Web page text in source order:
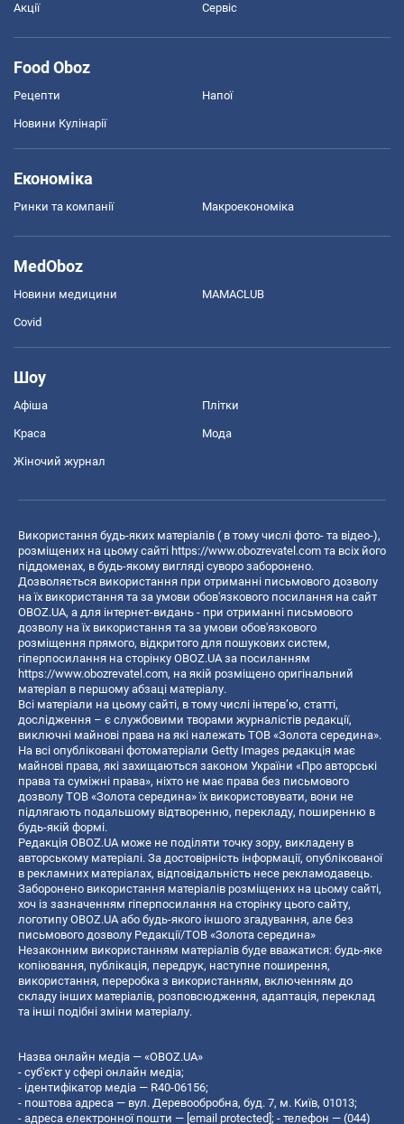
Акції Сервіс
Food Oboz
Рецепти Напої
Новини Кулінарії
Економіка
Ринки та компанії Макроекономіка
MedOboz
Новини медицини MAMACLUB
Covid
Шоу
Афіша Плітки
Краса Мода
Жіночий журнал
Використання будь-яких матеріалів ( в тому числі фото- та відео-),
розміщених на цьому сайті https://www.obozrevatel.com та всіх його
піддоменах, в будь-якому вигляді суворо заборонено.
Дозволяється використання при отриманні письмового дозволу
на їх використання та за умови обов'язкового посилання на сайт
OBOZ.UA, а для інтернет-видань - при отриманні письмового
дозволу на їх використання та за умови обов'язкового
розміщення прямого, відкритого для пошукових систем,
гіперпосилання на сторінку OBOZ.UA за посиланням
https://www.obozrevatel.com, на якій розміщено оригінальний
матеріал в першому абзаці матеріалу.
Всі матеріали на цьому сайті, в тому числі інтерв’ю, статті,
дослідження – є службовими творами журналістів редакції,
виключні майнові права на які належать ТОВ «Золота середина».
На всі опубліковані фотоматеріали Getty Images редакція має
майнові права, які захищаються законом України «Про авторські
права та суміжні права», ніхто не має права без письмового
дозволу ТОВ «Золота середина» їх використовувати, вони не
підлягають подальшому відтворенню, перекладу, поширенню в
будь-якій формі.
Редакція OBOZ.UA може не поділяти точку зору, викладену в
авторському матеріалі. За достовірність інформації, опублікованої
в рекламних матеріалах, відповідальність несе рекламодавець.
Заборонено використання матеріалів розміщених на цьому сайті,
хоч із зазначенням гіперпосилання на сторінку цього сайту,
логотипу OBOZ.UA або будь-якого іншого згадування, але без
письмового дозволу Редакції/ТОВ «Золота середина»
Незаконним використанням матеріалів буде вважатися: будь-яке
копiювання, публiкацiя, передрук, наступне поширення,
використання, переробка з використанням, включенням до
складу інших матеріалів, розповсюдження, адаптація, переклад
та інші подібні зміни матеріалу.
Назва онлайн медіа — «OBOZ.UA»
- суб'єкт у сфері онлайн медіа;
- ідентифікатор медіа — R40-06156;
- поштова адреса — вул. Деревообробна, буд. 7, м. Київ, 01013;
- адреса електронної пошти — [email protected] ; - телефон — (044)